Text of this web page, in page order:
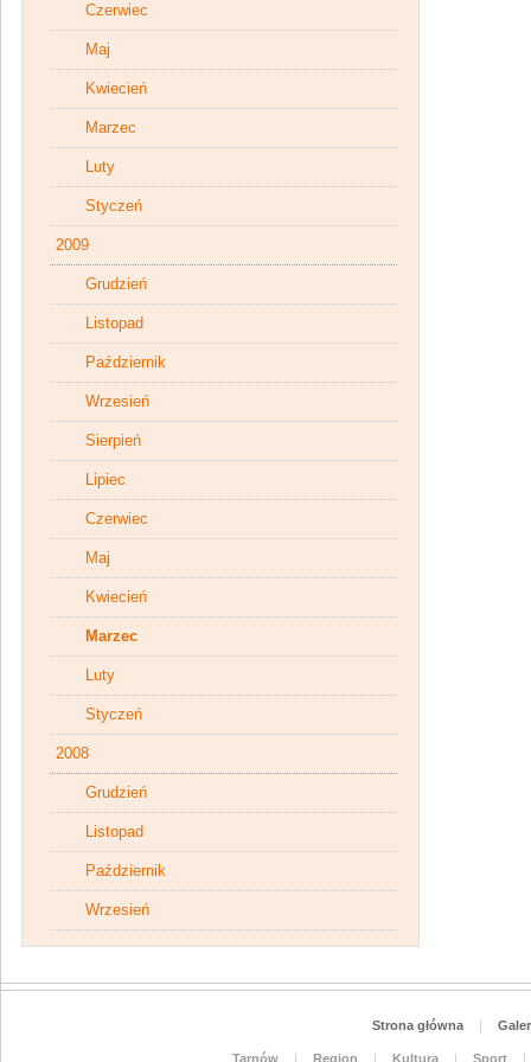
Czerwiec
Maj
Kwiecień
Marzec
Luty
Styczeń
2009
Grudzień
Listopad
Październik
Wrzesień
Sierpień
Lipiec
Czerwiec
Maj
Kwiecień
Marzec
Luty
Styczeń
2008
Grudzień
Listopad
Październik
Wrzesień
Strona główna |
Tarnów | Region | Kultura | Sport
|